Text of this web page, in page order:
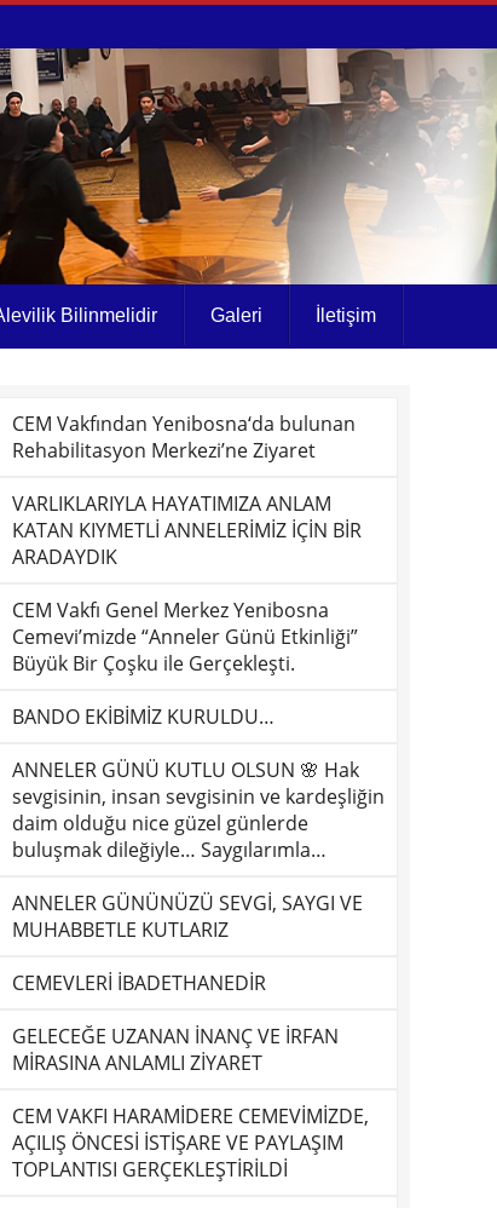
Bilinmelidir Galeri İletişim
CEM Vakfından Yenibosna‘da bulunan
Rehabilitasyon Merkezi’ne Ziyaret
VARLIKLARIYLA HAYATIMIZA ANLAM
KATAN KIYMETLİ ANNELERİMİZ İÇİN BİR
ARADAYDIK
CEM Vakfı Genel Merkez Yenibosna
Cemevi’mizde “Anneler Günü Etkinliği”
Büyük Bir Çoşku ile Gerçekleşti.
BANDO EKİBİMİZ KURULDU…
ANNELER GÜNÜ KUTLU OLSUN 🌸 Hak
sevgisinin, insan sevgisinin ve kardeşliğin
daim olduğu nice güzel günlerde
buluşmak dileğiyle… Saygılarımla…
ANNELER GÜNÜNÜZÜ SEVGİ, SAYGI VE
MUHABBETLE KUTLARIZ
CEMEVLERİ İBADETHANEDİR
GELECEĞE UZANAN İNANÇ VE İRFAN
MİRASINA ANLAMLI ZİYARET
CEM VAKFI HARAMİDERE CEMEVİMİZDE,
AÇILIŞ ÖNCESİ İSTİŞARE VE PAYLAŞIM
TOPLANTISI GERÇEKLEŞTİRİLDİ